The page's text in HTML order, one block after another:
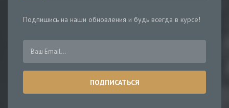
Подпишись на наши обновления и будь всегда в курсе!